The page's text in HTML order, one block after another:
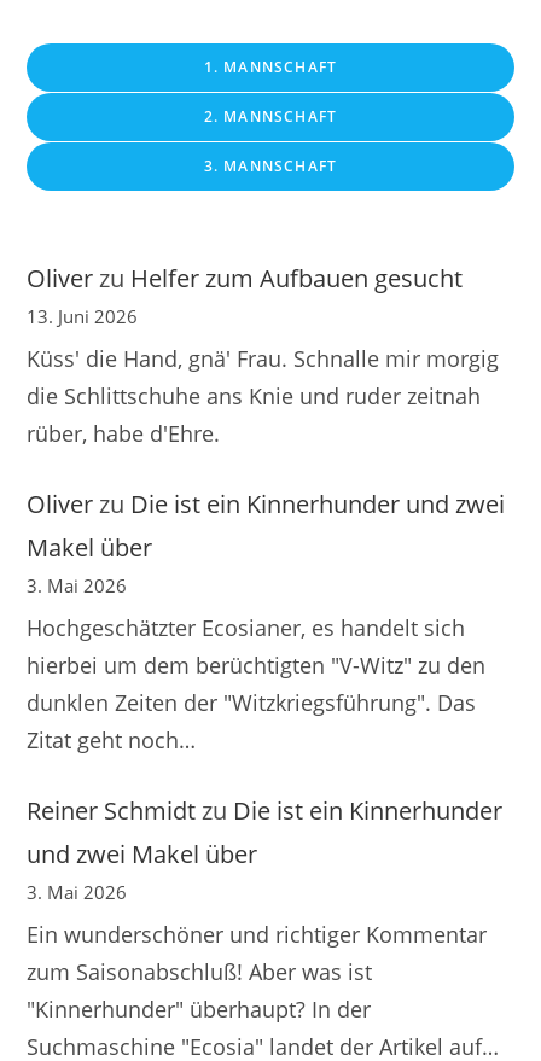
1. MANNSCHAFT
2. MANNSCHAFT
3. MANNSCHAFT
Oliverzu Helfer zum Aufbauen gesucht
13. Juni 2026
Küss' die Hand, gnä' Frau. Schnalle mir morgig
die Schlittschuhe ans Knie und ruder zeitnah
rüber, habe d'Ehre.
Oliverzu Die ist ein Kinnerhunder und zwei
Makel über
3. Mai 2026
Hochgeschätzter Ecosianer, es handelt sich
hierbei um dem berüchtigten "V-Witz" zu den
dunklen Zeiten der "Witzkriegsführung". Das
Zitat geht noch…
Reiner Schmidtzu Die ist ein Kinnerhunder
und zwei Makel über
3. Mai 2026
Ein wunderschöner und richtiger Kommentar
zum Saisonabschluß! Aber was ist
"Kinnerhunder" überhaupt? In der
Suchmaschine "Ecosia" landet der Artikel auf…